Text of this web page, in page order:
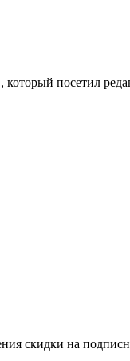
который посетил
скидки на